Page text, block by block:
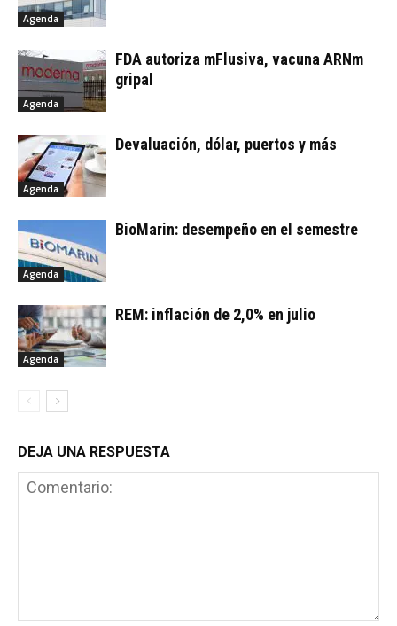
Agenda
Agenda
FDA autoriza mFlusiva, vacuna ARNm
gripal
Agenda
Devaluación, dólar, puertos y más
Agenda
BioMarin: desempeño en el semestre
Agenda
REM: inflación de 2,0% en julio
DEJA UNA RESPUESTA